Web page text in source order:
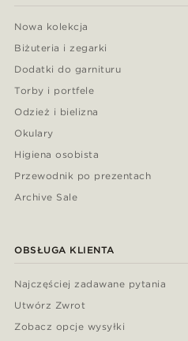
Nowa kolekcja
Biżuteria i zegarki
Dodatki do garnituru
Torby i portfele
Odzież i bielizna
Okulary
Higiena osobista
Przewodnik po prezentach
Archive Sale
OBSŁUGA KLIENTA
Najczęściej zadawane pytania
Utwórz Zwrot
Zobacz opcje wysyłki